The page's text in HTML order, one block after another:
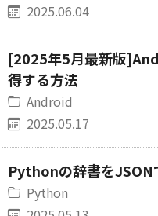
2025.06.04
[2025年5月最新版
得する方法
Android
2025.05.17
Pythonの辞書をJSON
Python